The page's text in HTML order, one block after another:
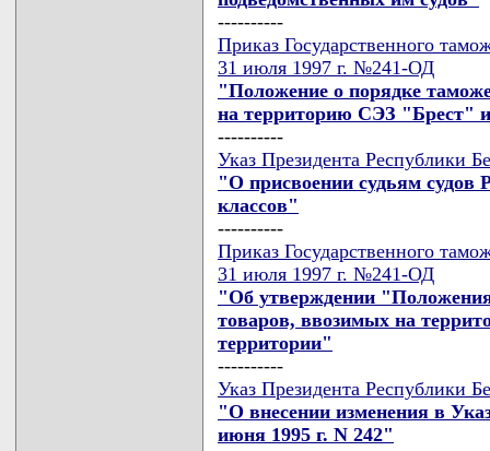
----------
Приказ Государственного
31 июля 1997 г. №241-ОД
"Положение о порядке
на территорию СЭЗ "Брест"
----------
Указ Президента Республики
"О присвоении судьям судов
классов"
----------
Приказ Государственного
31 июля 1997 г. №241-ОД
"Об утверждении
товаров, ввозимых на
территории"
----------
Указ Президента Республики
"О внесении изменения в
июня 1995 г. N 242"